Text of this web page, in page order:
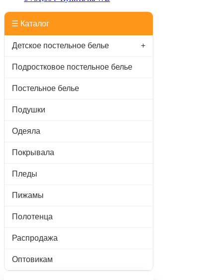
☰ Каталог
Детское постельное белье +
Подростковое постельное белье
Постельное белье
Подушки
Одеяла
Покрывала
Пледы
Пижамы
Полотенца
Распродажа
Оптовикам